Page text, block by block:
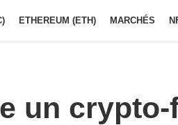
ETHEREUM (ETH) MARCHÉS
un